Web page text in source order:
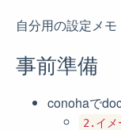
自分用の設定メモ
事前準備
conohaで
2.イメ